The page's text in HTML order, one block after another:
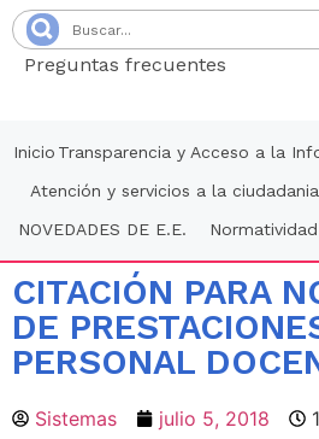
Preguntas frecuentes
Inicio Transparencia y Acceso a la
Atención y servicios a la ciudadania
NOVEDADES DE E.E.
CITACIÓN PARA
DE
PERSONAL
Sistemas julio 5, 2018